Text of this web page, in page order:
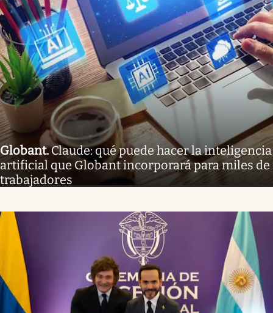
Globant.Claude: qué puede hacer la inteligencia
artificial que Globant incorporará para miles de
trabajadores